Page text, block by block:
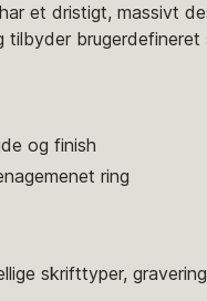
et dristigt, massivt
tilbyder
og finish
ring
skrifttyper,